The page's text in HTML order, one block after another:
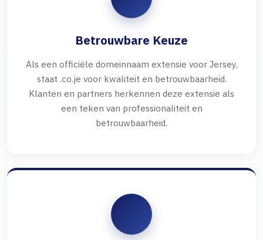
Betrouwbare Keuze
Als een officiële domeinnaam extensie voor Jersey,
staat .co.je voor kwaliteit en betrouwbaarheid.
Klanten en partners herkennen deze extensie als
een teken van professionaliteit en
betrouwbaarheid.